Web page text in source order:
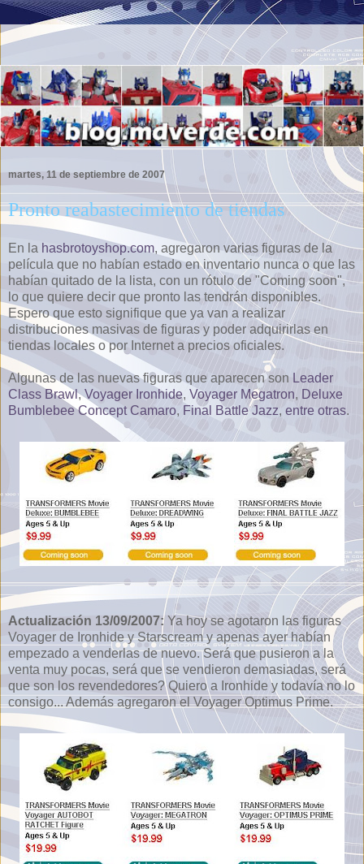
martes, 11 de septiembre de 2007
Pronto reabastecimiento de tiendas
En la hasbrotoyshop.com, agregaron varias figuras de la
película que no habían estado en inventario nunca o que las
habían quitado de la lista, con un rótulo de "Coming soon",
lo que quiere decir que pronto las tendrán disponibles.
Espero que esto signifique que ya van a realizar
distribuciones masivas de figuras y poder adquirirlas en
tiendas locales o por Internet a precios oficiales.
Algunas de las nuevas figuras que aparecen son Leader
Class Brawl,Voyager Ironhide, Voyager Megatron, Deluxe
Bumblebee Concept Camaro, Final Battle Jazz, entre otras.
Actualización 13/09/2007:Ya hoy se agotaron las figuras
Voyager de Ironhide y Starscream y apenas ayer habían
empezado a venderlas de nuevo. Será que pusieron a la
venta muy pocas, será que se vendieron demasiadas, será
que son los revendedores? Quiero a Ironhide y todavía no lo
consigo... Además agregaron el Voyager Optimus Prime.